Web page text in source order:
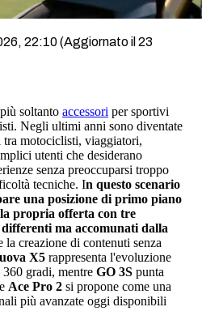
22:10(Aggiornato il 23
soltanto accessori per sportivi
Negli ultimi anni sono diventate
motociclisti, viaggiatori,
utenti che desiderano
senza preoccuparsi troppo
tecniche. In questo scenario
una posizione di primo piano
propria offerta con tre
ma accomunati dalla
la creazione di contenuti senza
X5 rappresenta l'evoluzione
360 gradi, mentre GO 3S punta
Ace Pro 2 si propone come una
più avanzate oggi disponibili